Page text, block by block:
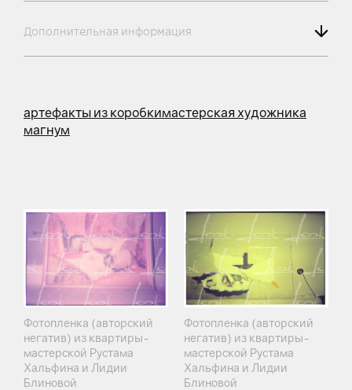
Дополнительная информация
артефакты из коробкимастерская художника
магнум
Фотопленка (авторский
негатив) из квартиры-
мастерской Рустама
Хальфина и Лидии
Блиновой
Фотопленка (авторский
негатив) из квартиры-
мастерской Рустама
Хальфина и Лидии
Блиновой